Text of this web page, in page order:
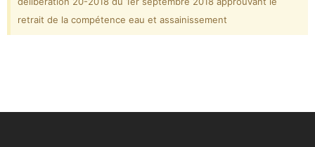
retrait de la compétence eau et assainissement